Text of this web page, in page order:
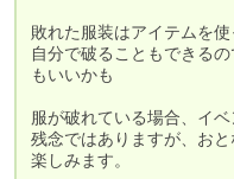
敗れた服装はアイテムを使
自分で破ることもできる
もいいかも
服が破れている場合、イ
残念ではありますが、お
楽しみます。